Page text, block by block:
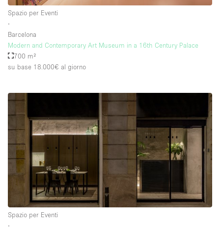
Spazio per Eventi
∙
Barcelona
Modern and Contemporary Art Museum in a 16th Century Palace
700 m²
su base 18.000€ al giorno
Spazio per Eventi
∙